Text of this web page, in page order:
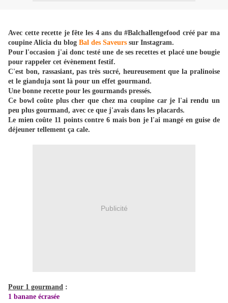
Avec cette recette je fête les 4 ans du #Balchallengefood créé par ma
coupine Alicia du blog Bal des Saveurs sur Instagram.
Pour l'occasion j'ai donc testé une de ses recettes et placé une bougie
pour rappeler cet évènement festif.
C'est bon, rassasiant, pas très sucré, heureusement que la pralinoise
et le gianduja sont là pour un effet gourmand.
Une bonne recette pour les gourmands pressés.
Ce bowl coûte plus cher que chez ma coupine car je l'ai rendu un
peu plus gourmand, avec ce que j'avais dans les placards.
Le mien coûte 11 points contre 6 mais bon je l'ai mangé en guise de
déjeuner tellement ça cale.
Publicité
Pour 1 gourmand :
1 banane écrasée